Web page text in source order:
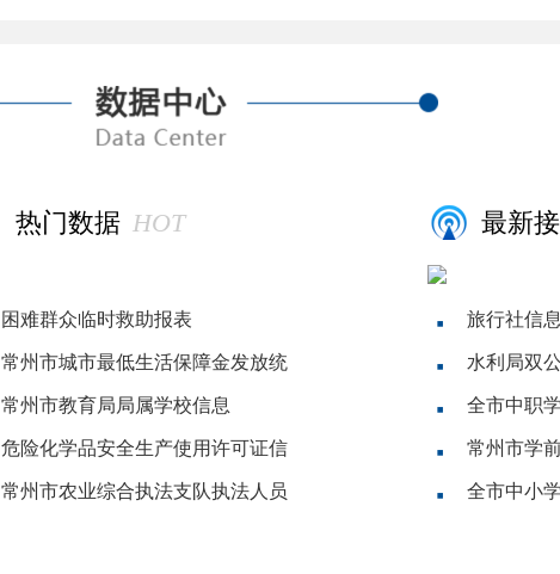
热门数据 HOT
困难群众临时救助报表
常州市城市最低生活保障金发放统
常州市教育局局属学校信息
危险化学品安全生产使用许可证信
常州市农业综合执法支队执法人员
最新
旅行社信息
水利局双
全市中职
常州市学
全市中小